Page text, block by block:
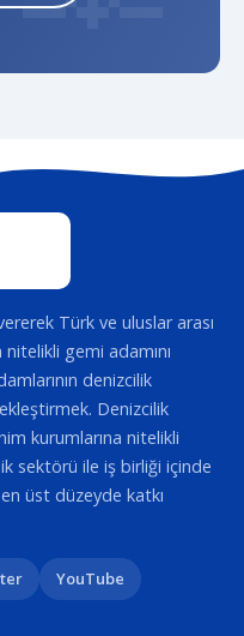
Türk ve uluslar arası
gemi adamını
denizcilik
Denizcilik
kurumlarına nitelikli
sektörü ile iş birliği içinde
üst düzeyde katkı
YouTube